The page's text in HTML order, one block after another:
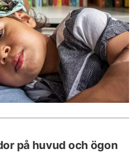
på huvud och ögon